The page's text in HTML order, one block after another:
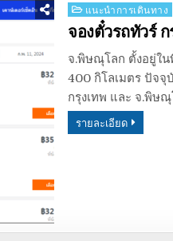
Posted
in
แนะนำการเดินทาง
จองตั๋วรถทัวร์
จ.พิษณุโลก ตั้งอยู่ใ
400 กิโลเมตร ปัจจุ
กรุงเทพ และ จ.พิษ
รายละเอียด